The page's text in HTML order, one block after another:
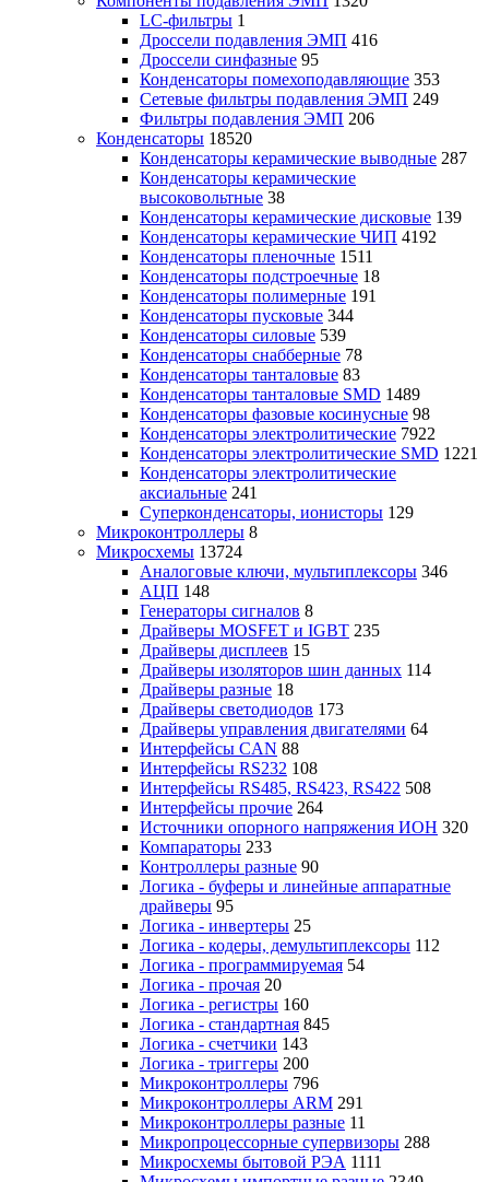
LC-фильтры 1
Дроссели подавления ЭМП 416
Дроссели синфазные 95
Конденсаторы помехоподавляющие 353
Сетевые фильтры подавления ЭМП 249
Фильтры подавления ЭМП 206
Конденсаторы 18520
Конденсаторы керамические выводные 287
Конденсаторы керамические
высоковольтные 38
Конденсаторы керамические дисковые 139
Конденсаторы керамические ЧИП 4192
Конденсаторы пленочные 1511
Конденсаторы подстроечные 18
Конденсаторы полимерные 191
Конденсаторы пусковые 344
Конденсаторы силовые 539
Конденсаторы снабберные 78
Конденсаторы танталовые 83
Конденсаторы танталовые SMD 1489
Конденсаторы фазовые косинусные 98
Конденсаторы электролитические 7922
Конденсаторы электролитические SMD 1221
Конденсаторы электролитические
аксиальные 241
Суперконденсаторы, ионисторы 129
Микроконтроллеры 8
Микросхемы 13724
Аналоговые ключи, мультиплексоры 346
АЦП 148
Генераторы сигналов 8
Драйверы MOSFET и IGBT 235
Драйверы дисплеев 15
Драйверы изоляторов шин данных 114
Драйверы разные 18
Драйверы светодиодов 173
Драйверы управления двигателями 64
Интерфейсы CAN 88
Интерфейсы RS232 108
Интерфейсы RS485, RS423, RS422 508
Интерфейсы прочие 264
Источники опорного напряжения ИОН 320
Компараторы 233
Контроллеры разные 90
Логика - буферы и линейные аппаратные
драйверы 95
Логика - инвертеры 25
Логика - кодеры, демультиплексоры 112
Логика - программируемая 54
Логика - прочая 20
Логика - регистры 160
Логика - стандартная 845
Логика - счетчики 143
Логика - триггеры 200
Микроконтроллеры 796
Микроконтроллеры ARM 291
Микроконтроллеры разные 11
Микропроцессорные супервизоры 288
Микросхемы бытовой РЭА 1111